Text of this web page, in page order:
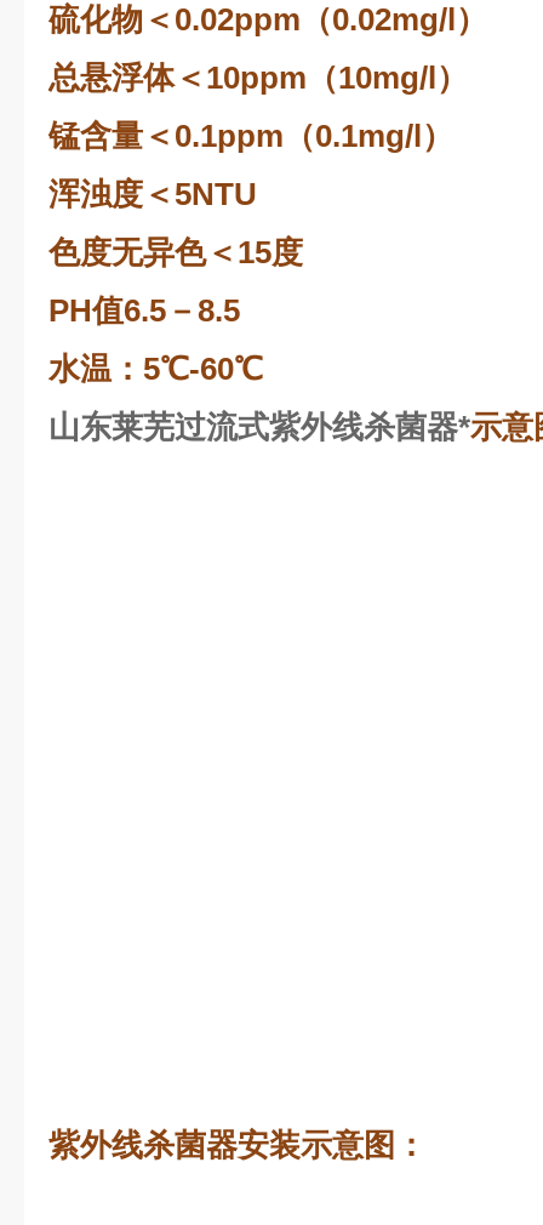
硫化物＜0.02ppm（0.02mg/l）
总悬浮体＜10ppm（10mg/l）
锰含量＜0.1ppm（0.1mg/l）
浑浊度＜5NTU
色度无异色＜15度
PH值6.5－8.5
水温：5℃-60℃
山东莱芜过流式紫外线杀菌器*示意
紫外线杀菌器安装示意图：